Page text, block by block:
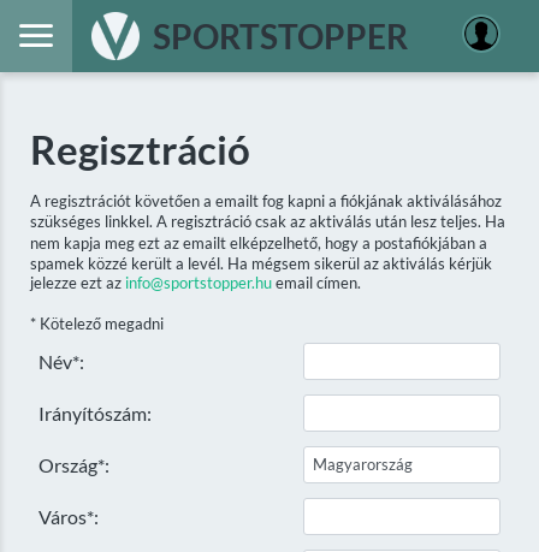
SPORTSTOPPER
Regisztráció
A regisztrációt követően a emailt fog kapni a fiókjának aktiválásához
szükséges linkkel. A regisztráció csak az aktiválás után lesz teljes. Ha
nem kapja meg ezt az emailt elképzelhető, hogy a postafiókjában a
spamek közzé került a levél. Ha mégsem sikerül az aktiválás kérjük
jelezze ezt az info@sportstopper.huemail címen.
* Kötelező megadni
Név*:
Irányítószám:
Ország*:
Város*: